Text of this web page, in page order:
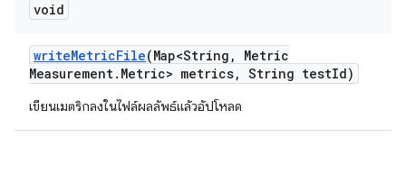
void
writeMetricFile(Map<String ,
Metric
Measurement. Metric> metrics, String testId)
เขียนเมตริกลงในไฟล์ผลลัพธ์แล้วอัปโหลด